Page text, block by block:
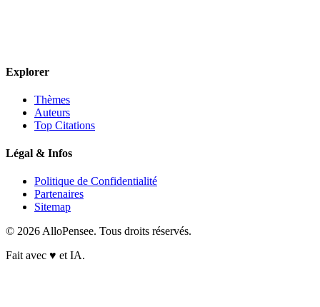
Explorer
Thèmes
Auteurs
Top Citations
Légal & Infos
Politique de Confidentialité
Partenaires
Sitemap
© 2026 AlloPensee. Tous droits réservés.
Fait avec ♥ et IA.